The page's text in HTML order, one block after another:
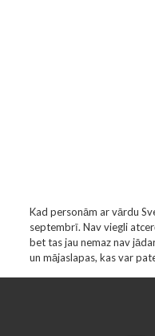
Kad personām ar vārdu
septembrī. Nav viegli
bet tas jau nemaz nav
un mājaslapas, kas var